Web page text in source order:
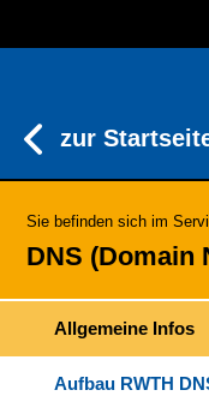
zur
Sie befinden sich im
DNS (Domain
Allgemeine Infos
Aufbau RWTH